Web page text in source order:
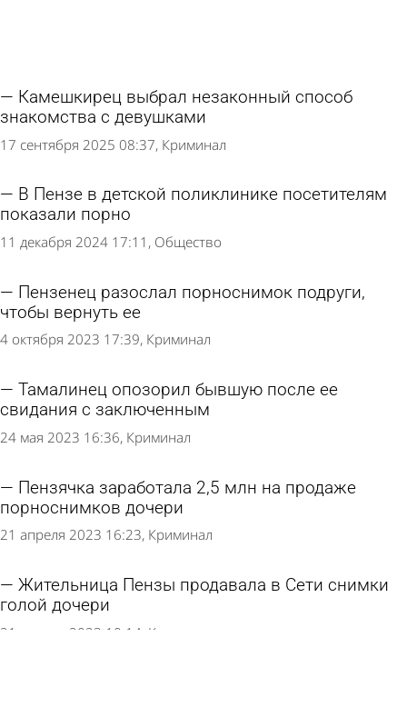
Камешкирец выбрал незаконный способ
знакомства с девушками
17 сентября 2025 08:37 Криминал
В Пензе в детской поликлинике посетителям
показали порно
11 декабря 2024 17:11 Общество
Пензенец разослал порноснимок подруги,
чтобы вернуть ее
4 октября 2023 17:39 Криминал
Тамалинец опозорил бывшую после ее
свидания с заключенным
24 мая 2023 16:36 Криминал
Пензячка заработала 2,5 млн на продаже
порноснимков дочери
21 апреля 2023 16:23 Криминал
Жительница Пензы продавала в Сети снимки
голой дочери
21 апреля 2023 10:14 Криминал